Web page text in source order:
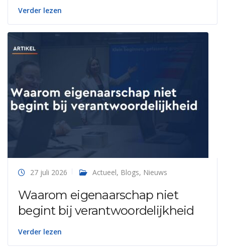
Verder lezen
27 juli 2026 Actueel, Blogs, Nieuws
Waarom eigenaarschap niet
begint bij verantwoordelijkheid
Verder lezen